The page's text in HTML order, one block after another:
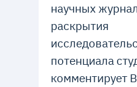
научных
раскрытия
потенциала
комментирует